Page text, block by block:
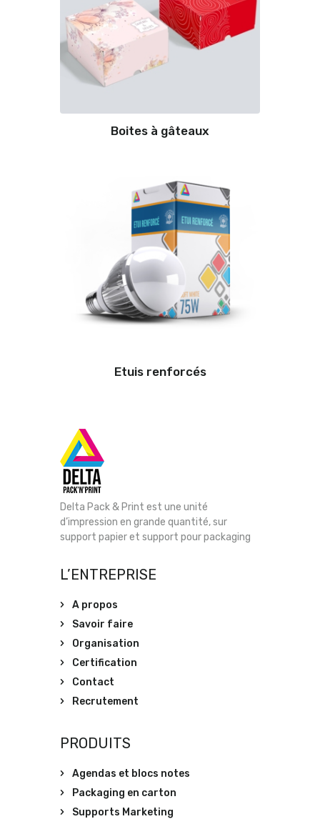
Boites à gâteaux
Etuis renforcés
Delta Pack & Print est une unité
d’impression en grande quantité, sur
support papier et support pour packaging
L’ENTREPRISE
A propos
Savoir faire
Organisation
Certification
Contact
Recrutement
PRODUITS
Agendas et blocs notes
Packaging en carton
Supports Marketing